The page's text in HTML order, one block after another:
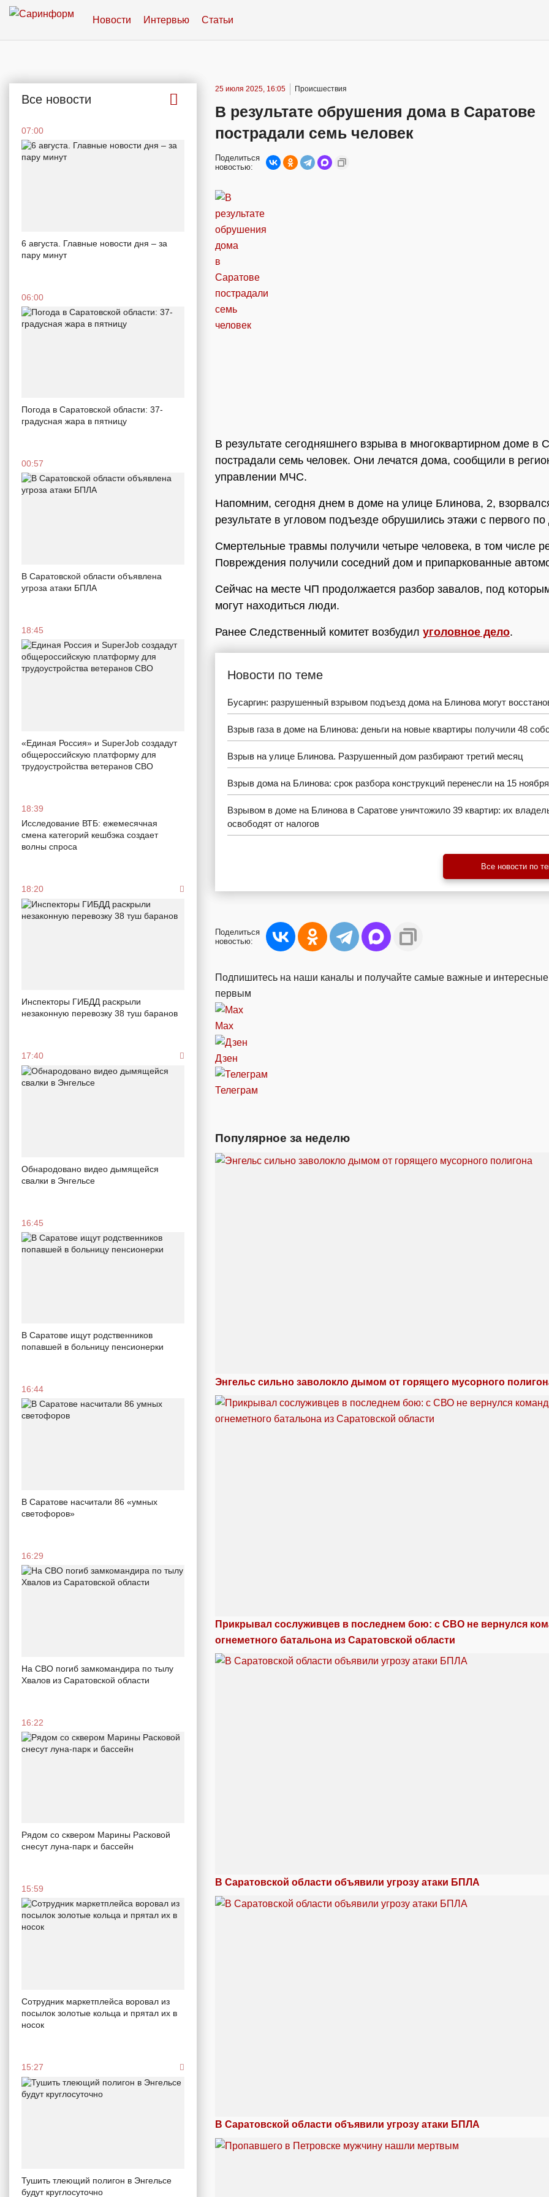
Новости Интервью Статьи
Все новости
07:00
6 августа. Главные новости дня – за
пару минут
06:00
Погода в Саратовской области: 37-
градусная жара в пятницу
00:57
В Саратовской области объявлена
угроза атаки БПЛА
18:45
«Единая Россия» и SuperJob создадут
общероссийскую платформу для
трудоустройства ветеранов СВО
18:39
Исследование ВТБ: ежемесячная
смена категорий кешбэка создает
волны спроса
18:20
Инспекторы ГИБДД раскрыли
незаконную перевозку 38 туш баранов
17:40
Обнародовано видео дымящейся
свалки в Энгельсе
16:45
В Саратове ищут родственников
попавшей в больницу пенсионерки
16:44
В Саратове насчитали 86 «умных
светофоров»
16:29
На СВО погиб замкомандира по тылу
Хвалов из Саратовской области
16:22
Рядом со сквером Марины Расковой
снесут луна-парк и бассейн
15:59
Сотрудник маркетплейса воровал из
посылок золотые кольца и прятал их в
носок
15:27
Тушить тлеющий полигон в Энгельсе
будут круглосуточно
25 июля 2025, 16:05 Происшествия
В результате обрушения дома в Саратове
пострадали семь человек
Поделиться
новостью:
В результате сегодняшнего взрыва в многоквартирном доме в
пострадали семь человек. Они лечатся дома, сообщили в
управлении МЧС.
Напомним, сегодня днем в доме на улице Блинова, 2,
результате в угловом подъезде обрушились этажи с первого
Смертельные травмы получили четыре человека, в том числе
Повреждения получили соседний дом и припаркованные
Сейчас на месте ЧП продолжается разбор завалов, под
могут находиться люди.
Ранее Следственный комитет возбудил уголовное дело.
Новости по теме
Бусаргин: разрушенный взрывом подъезд дома на Блинова могут
Взрыв газа в доме на Блинова: деньги на новые квартиры получили 48
Взрыв на улице Блинова. Разрушенный дом разбирают третий месяц
Взрыв дома на Блинова: срок разбора конструкций перенесли на 15 ноября
Взрывом в доме на Блинова в Саратове уничтожило 39 квартир: их
освободят от налогов
Все новости по
Поделиться
новостью:
Подпишитесь на наши каналы и получайте самые важные и интересные
первым
Max
Дзен
Телеграм
Популярное за неделю
Энгельс сильно заволокло дымом от горящего мусорного
Прикрывал сослуживцев в последнем бою: с СВО не вернулся
огнеметного батальона из Саратовской области
В Саратовской области объявили угрозу атаки БПЛА
В Саратовской области объявили угрозу атаки БПЛА